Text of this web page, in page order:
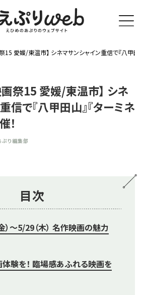
15 愛媛/東温市】 シネマサンシャイン重信で『八甲田山
祭15 愛媛/東温市】 シネ
信で『八甲田山』『ターミネ
！
り編集部
目次
）～5/29（木） 名作映画の魅力
験を！ 臨場感あふれる映画を